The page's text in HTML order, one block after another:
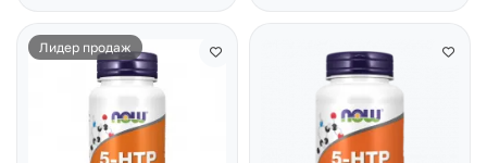
Лидер продаж